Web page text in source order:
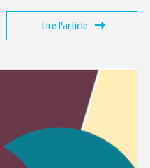
Lire l'article